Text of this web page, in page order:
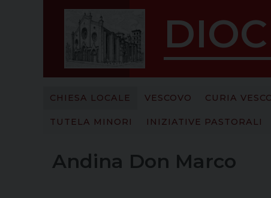
CHIESA LOCALE VESCOVO CURIA
TUTELA MINORI INIZIATIVE PASTORALI
Andina Don Marco